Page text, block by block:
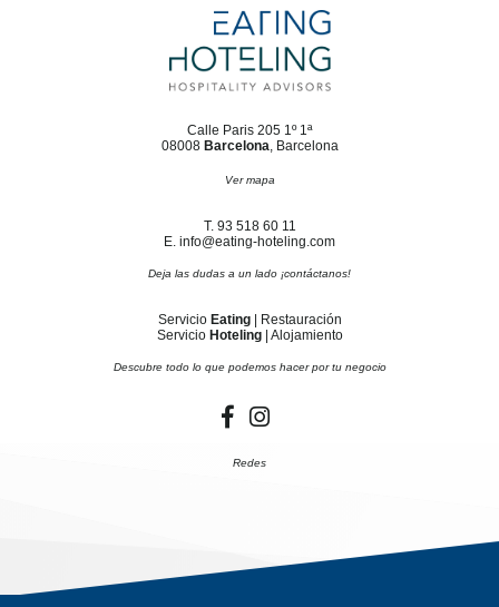
Calle Paris 205 1º 1ª
08008 Barcelona, Barcelona
Ver mapa
T. 93 518 60 11
E. info@eating-hoteling.com
Deja las dudas a un lado ¡contáctanos!
Servicio Eating| Restauración
Servicio Hoteling| Alojamiento
Descubre todo lo que podemos hacer por tu negocio
Redes